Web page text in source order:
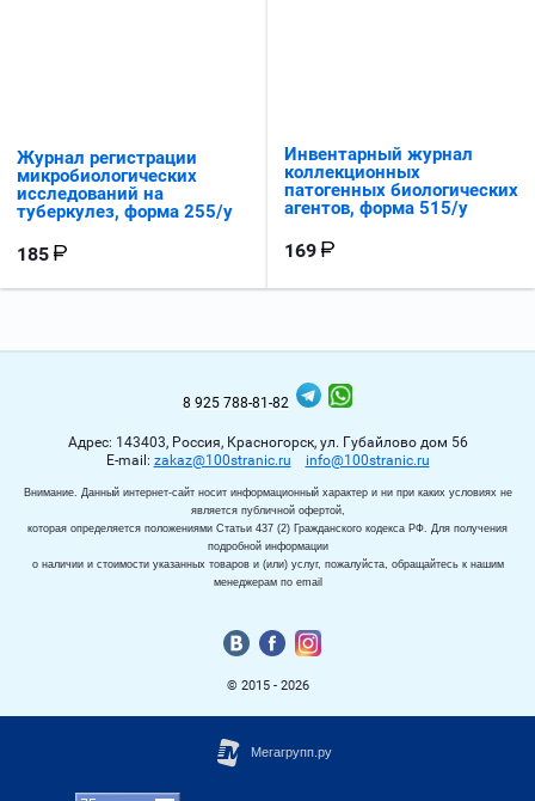
Журнал регистрации
микробиологических
исследований на
туберкулез, форма 255/у
185
Инвентарный журнал
коллекционных
патогенных биологических
агентов, форма 515/у
169
8 925 788-81-82
Адрес: 143403, Россия, Красногорск, ул. Губайлово дом 56
Е-mail: zakaz@100stranic.ru info@100stranic.ru
Внимание. Данный интернет-сайт носит информационный характер и ни при каких условиях не
является публичной офертой,
которая определяется положениями Статьи 437 (2) Гражданского кодекса РФ. Для получения
подробной информации
о наличии и стоимости указанных товаров и (или) услуг, пожалуйста, обращайтесь к нашим
менеджерам по email
© 2015 - 2026